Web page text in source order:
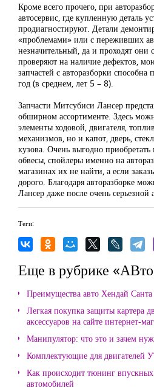
Кроме всего прочего, при
автосервис, где купленную деталь
продиагностируют. Детали
«проблемами» или с переживших
незначительный, да и проходят они
проверяют на наличие дефектов,
запчастей с авторазборки
год (в среднем, лет 5 – 8).
Запчасти Митсубиси Лансер
обширном ассортименте. Здесь
элементы ходовой, двигателя,
механизмов, но и капот, дверь,
кузова. Очень выгодно
обвесы, спойлеры именно на
магазинах их не найти, а если
дорого. Благодаря авторазборке
Лансер даже после очень серьезной
Теги:
Еще в рубрике
Преимущества авто Хендай
Легкая покупка защиты картера
аксессуаров на сайте интернет-
Манипулятор: что это и зачем
Комплектующие для двигателей
Как происходит тюнинг
автомобилей